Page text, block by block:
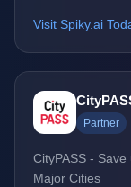
Visit Spiky.ai
Partner
CityPASS -
Major Cities